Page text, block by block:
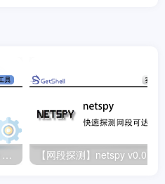
【综合扫描】无影TscanPlus v3.3.9 【网段探测】netspy v0.0.5